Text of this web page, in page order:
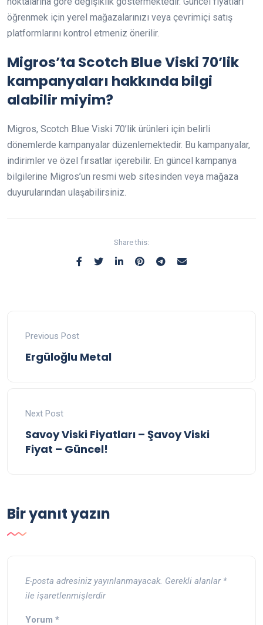
öğrenmek için yerel mağazalarınızı veya çevrimiçi satış
platformlarını kontrol etmeniz önerilir.
Migros’ta Scotch Blue Viski 70’lik
kampanyaları hakkında bilgi
alabilir miyim?
Migros, Scotch Blue Viski 70’lik ürünleri için belirli
dönemlerde kampanyalar düzenlemektedir. Bu kampanyalar,
indirimler ve özel fırsatlar içerebilir. En güncel kampanya
bilgilerine Migros’un resmi web sitesinden veya mağaza
duyurularından ulaşabilirsiniz.
Share this:
Previous Post
Ergüloğlu Metal
Next Post
Savoy Viski Fiyatları – Şavoy Viski
Fiyat – Güncel!
Bir yanıt yazın
E-posta adresiniz yayınlanmayacak. Gerekli alanlar *
ile işaretlenmişlerdir
Yorum *